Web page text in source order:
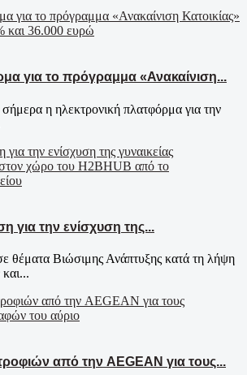
για το πρόγραμμα «Ανακαίνιση...
σήμερα η ηλεκτρονική πλατφόρμα για την
για την ενίσχυση της...
θέματα Βιώσιμης Ανάπτυξης κατά τη λήψη
από την AEGEAN για τους...